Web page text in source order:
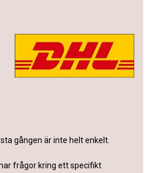
gången är inte helt enkelt.
frågor kring ett specifikt